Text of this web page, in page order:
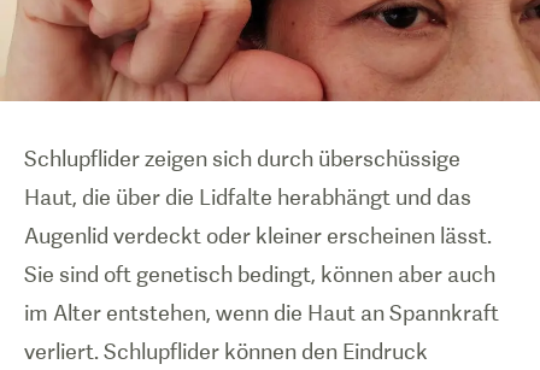
Schlupflider zeigen sich durch überschüssige
Haut, die über die Lidfalte herabhängt und das
Augenlid verdeckt oder kleiner erscheinen lässt.
Sie sind oft genetisch bedingt, können aber auch
im Alter entstehen, wenn die Haut an Spannkraft
verliert. Schlupflider können den Eindruck